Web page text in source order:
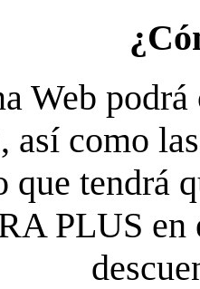
Web
así como
tendrá
PLUS en